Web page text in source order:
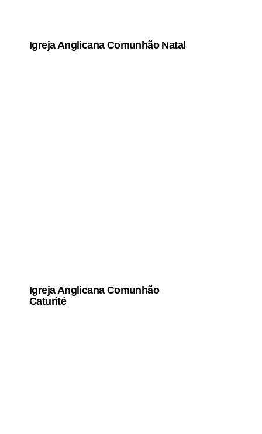
Igreja Anglicana Comunhão Natal
Igreja Anglicana Comunhão
Caturité